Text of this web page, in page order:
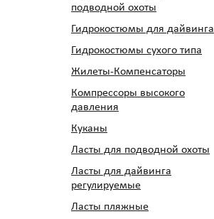
подводной охоты
Гидрокостюмы для дайвинга
Гидрокостюмы сухого типа
Жилеты-Компенсаторы
Компрессоры высокого
давления
Куканы
Ласты для подводной охоты
Ласты для дайвинга
регулируемые
Ласты пляжные